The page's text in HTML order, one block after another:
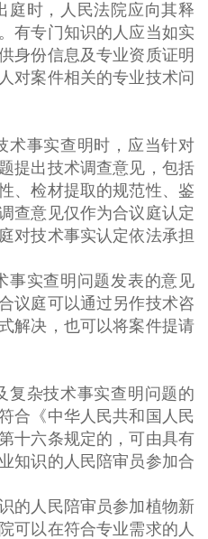
时，人民法院应向其释
有专门知识的人应当如实
身份信息及专业资质证明
对案件相关的专业技术问
事实查明时，应当针对
提出技术调查意见，包括
、检材提取的规范性、鉴
查意见仅作为合议庭认定
对技术事实认定依法承担
实查明问题发表的意见
议庭可以通过另作技术咨
解决，也可以将案件提请
杂技术事实查明问题的
合《中华人民共和国人民
十六条规定的，可由具有
知识的人民陪审员参加合
人民陪审员参加植物新
可以在符合专业需求的人